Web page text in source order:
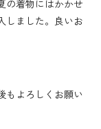
の着物にはかかせ
しました。良いお
もよろしくお願い